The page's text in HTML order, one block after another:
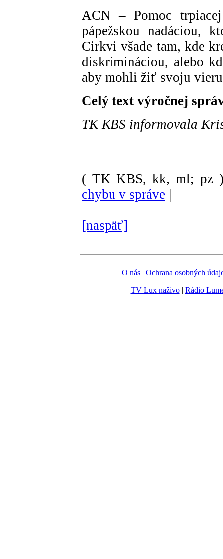
ACN – Pomoc
pápežskou nadáciou,
Cirkvi všade tam, kde
diskrimináciou, alebo
aby mohli žiť svoju
Celý text výročnej
TK KBS informovala
( TK KBS, kk, ml; pz
chybu v správe |
[naspäť]
O nás | Ochrana osobných
TV Lux naživo| Rádio